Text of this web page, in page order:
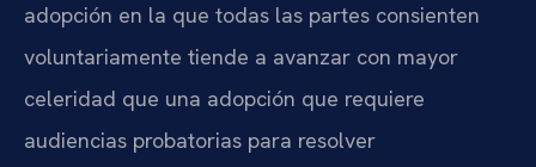
adopción en la que todas las partes consienten
voluntariamente tiende a avanzar con mayor
celeridad que una adopción que requiere
audiencias probatorias para resolver